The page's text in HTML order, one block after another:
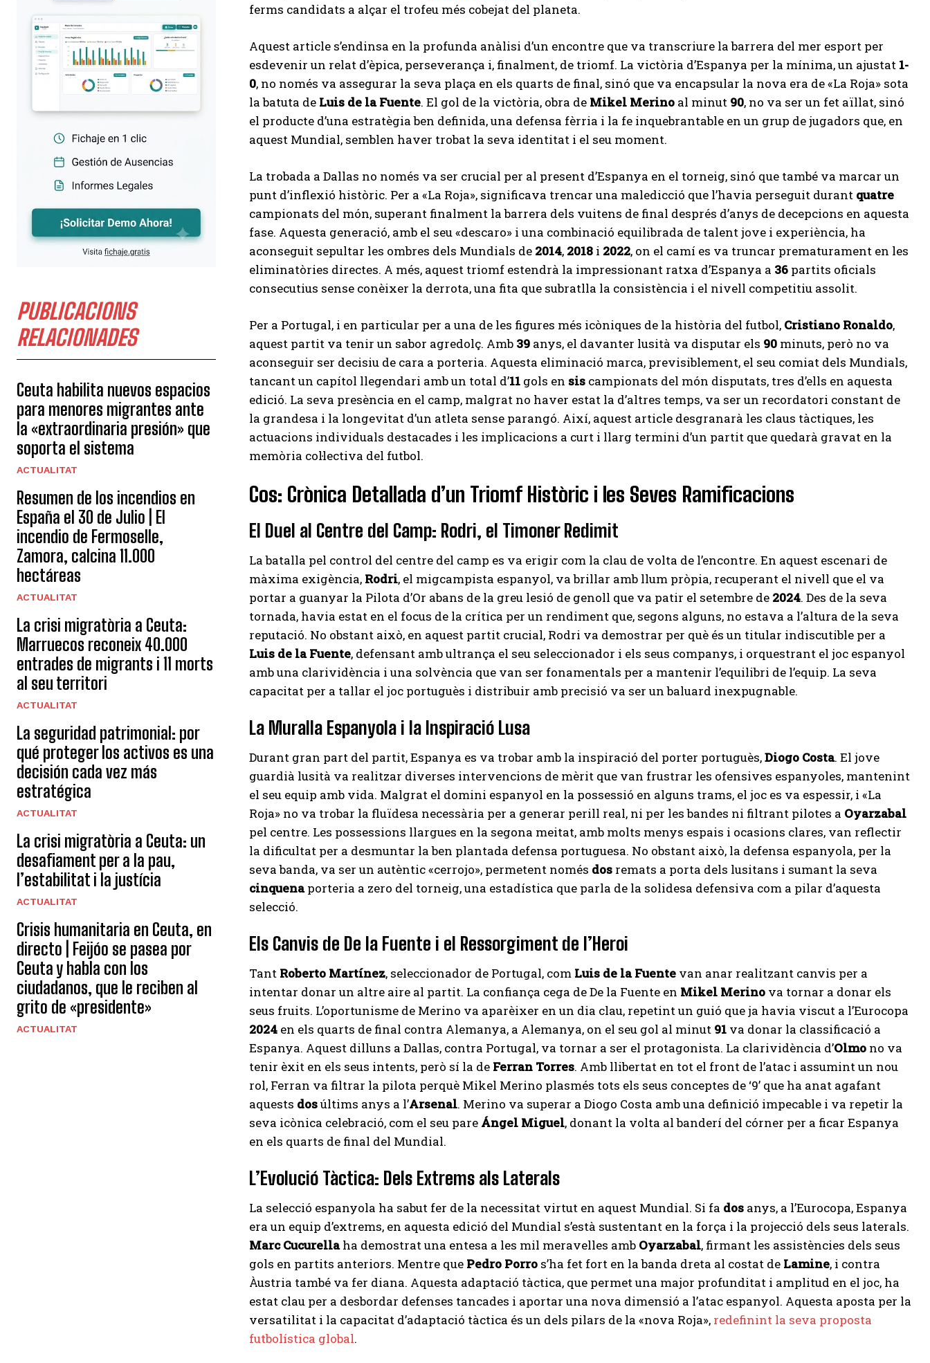
PUBLICACIONS
RELACIONADES
Ceuta habilita nuevos espacios
para menores migrantes ante
la «extraordinaria presión» que
soporta el sistema
ACTUALITAT
Resumen de los incendios en
España el 30 de Julio | El
incendio de Fermoselle,
Zamora, calcina 11.000
hectáreas
ACTUALITAT
La crisi migratòria a Ceuta:
Marruecos reconeix 40.000
entrades de migrants i 11 morts
al seu territori
ACTUALITAT
La seguridad patrimonial: por
qué proteger los activos es una
decisión cada vez más
estratégica
ACTUALITAT
La crisi migratòria a Ceuta: un
desafiament per a la pau,
l’estabilitat i la justícia
ACTUALITAT
Crisis humanitaria en Ceuta, en
directo | Feijóo se pasea por
Ceuta y habla con los
ciudadanos, que le reciben al
grito de «presidente»
ACTUALITAT
ferms candidats a alçar el trofeu més cobejat del planeta.
Aquest article s’endinsa en la profunda anàlisi d’un encontre que va transcriure la barrera del mer esport per
esdevenir un relat d’èpica, perseverança i, finalment, de triomf. La victòria d’Espanya per la mínima, un ajustat 1-
0, no només va assegurar la seva plaça en els quarts de final, sinó que va encapsular la nova era de «La Roja» sota
la batuta de Luis de la Fuente. El gol de la victòria, obra de Mikel Merino al minut 90, no va ser un fet aïllat, sinó
el producte d’una estratègia ben definida, una defensa fèrria i la fe inquebrantable en un grup de jugadors que, en
aquest Mundial, semblen haver trobat la seva identitat i el seu moment.
La trobada a Dallas no només va ser crucial per al present d’Espanya en el torneig, sinó que també va marcar un
punt d’inflexió històric. Per a «La Roja», significava trencar una maledicció que l’havia perseguit durant quatre
campionats del món, superant finalment la barrera dels vuitens de final després d’anys de decepcions en aquesta
fase. Aquesta generació, amb el seu «descaro» i una combinació equilibrada de talent jove i experiència, ha
aconseguit sepultar les ombres dels Mundials de 2014, 2018 i 2022, on el camí es va truncar prematurament en les
eliminatòries directes. A més, aquest triomf estendrà la impressionant ratxa d’Espanya a 36 partits oficials
consecutius sense conèixer la derrota, una fita que subratlla la consistència i el nivell competitiu assolit.
Per a Portugal, i en particular per a una de les figures més icòniques de la història del futbol, Cristiano Ronaldo,
aquest partit va tenir un sabor agredolç. Amb 39 anys, el davanter lusità va disputar els 90 minuts, però no va
aconseguir ser decisiu de cara a porteria. Aquesta eliminació marca, previsiblement, el seu comiat dels Mundials,
tancant un capítol llegendari amb un total d’11 gols en sis campionats del món disputats, tres d’ells en aquesta
edició. La seva presència en el camp, malgrat no haver estat la d’altres temps, va ser un recordatori constant de
la grandesa i la longevitat d’un atleta sense parangó. Així, aquest article desgranarà les claus tàctiques, les
actuacions individuals destacades i les implicacions a curt i llarg termini d’un partit que quedarà gravat en la
memòria col·lectiva del futbol.
Cos: Crònica Detallada d’un Triomf Històric i les Seves Ramificacions
El Duel al Centre del Camp: Rodri, el Timoner Redimit
La batalla pel control del centre del camp es va erigir com la clau de volta de l’encontre. En aquest escenari de
màxima exigència, Rodri, el migcampista espanyol, va brillar amb llum pròpia, recuperant el nivell que el va
portar a guanyar la Pilota d’Or abans de la greu lesió de genoll que va patir el setembre de 2024. Des de la seva
tornada, havia estat en el focus de la crítica per un rendiment que, segons alguns, no estava a l’altura de la seva
reputació. No obstant això, en aquest partit crucial, Rodri va demostrar per què és un titular indiscutible per a
Luis de la Fuente, defensant amb ultrança el seu seleccionador i els seus companys, i orquestrant el joc espanyol
amb una clarividència i una solvència que van ser fonamentals per a mantenir l’equilibri de l’equip. La seva
capacitat per a tallar el joc portuguès i distribuir amb precisió va ser un baluard inexpugnable.
La Muralla Espanyola i la Inspiració Lusa
Durant gran part del partit, Espanya es va trobar amb la inspiració del porter portuguès,Diogo Costa. El jove
guardià lusità va realitzar diverses intervencions de mèrit que van frustrar les ofensives espanyoles, mantenint
el seu equip amb vida. Malgrat el domini espanyol en la possessió en alguns trams, el joc es va espessir, i «La
Roja» no va trobar la fluïdesa necessària per a generar perill real, ni per les bandes ni filtrant pilotes a Oyarzabal
pel centre. Les possessions llargues en la segona meitat, amb molts menys espais i ocasions clares, van reflectir
la dificultat per a desmuntar la ben plantada defensa portuguesa. No obstant això, la defensa espanyola, per la
seva banda, va ser un autèntic «cerrojo», permetent només dos remats a porta dels lusitans i sumant la seva
cinquenaporteria a zero del torneig, una estadística que parla de la solidesa defensiva com a pilar d’aquesta
selecció.
Els Canvis de De la Fuente i el Ressorgiment de l’Heroi
Tant Roberto Martínez, seleccionador de Portugal, com Luis de la Fuente van anar realitzant canvis per a
intentar donar un altre aire al partit. La confiança cega de De la Fuente en Mikel Merino va tornar a donar els
seus fruits. L’oportunisme de Merino va aparèixer en un dia clau, repetint un guió que ja havia viscut a l’Eurocopa
2024 en els quarts de final contra Alemanya, a Alemanya, on el seu gol al minut 91 va donar la classificació a
Espanya. Aquest dilluns a Dallas, contra Portugal, va tornar a ser el protagonista. La clarividència d’Olmo no va
tenir èxit en els seus intents, però sí la de Ferran Torres. Amb llibertat en tot el front de l’atac i assumint un nou
rol, Ferran va filtrar la pilota perquè Mikel Merino plasmés tots els seus conceptes de ‘9’ que ha anat agafant
aquests dosúltims anys a l’Arsenal. Merino va superar a Diogo Costa amb una definició impecable i va repetir la
seva icònica celebració, com el seu pare Ángel Miguel, donant la volta al banderí del córner per a ficar Espanya
en els quarts de final del Mundial.
L’Evolució Tàctica: Dels Extrems als Laterals
La selecció espanyola ha sabut fer de la necessitat virtut en aquest Mundial. Si fa dos anys, a l’Eurocopa, Espanya
era un equip d’extrems, en aquesta edició del Mundial s’està sustentant en la força i la projecció dels seus laterals.
Marc Cucurellaha demostrat una entesa a les mil meravelles amb Oyarzabal, firmant les assistències dels seus
gols en partits anteriors. Mentre que Pedro Porro s’ha fet fort en la banda dreta al costat de Lamine, i contra
Àustria també va fer diana. Aquesta adaptació tàctica, que permet una major profunditat i amplitud en el joc, ha
estat clau per a desbordar defenses tancades i aportar una nova dimensió a l’atac espanyol. Aquesta aposta per la
versatilitat i la capacitat d’adaptació tàctica és un dels pilars de la «nova Roja», redefinint la seva proposta
futbolística global.